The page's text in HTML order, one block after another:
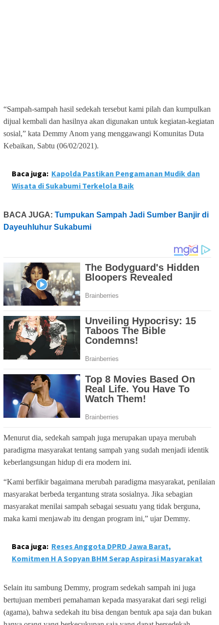
“Sampah-sampah hasil sedekah tersebut kami pilah dan kumpulkan
dijual kembali dan hasilnya akan digunakan untuk kegiatan-kegiatan
sosial,” kata Demmy Anom yang menggawangi Komunitas Duta
Kebaikan, Sabtu (06/02/2021).
Baca juga: Kapolda Pastikan Pengamanan Mudik dan
Wisata di Sukabumi Terkelola Baik
BACA JUGA: Tumpukan Sampah Jadi Sumber Banjir di
Dayeuhluhur Sukabumi
Menurut dia, sedekah sampah juga merupakan upaya merubah
paradigma masyarakat tentang sampah yang sudah menjadi identik
keberlangsungan hidup di era modern ini.
“Kami berfikir bagaimana merubah paradigma masyarakat, penilaian
masyarakat berbeda tergantung strata sosialnya. Jika sebagian
masyarakat menilai sampah sebagai sesuatu yang tidak berguna,
maka kami menjawab itu dengan program ini,” ujar Demmy.
Baca juga: Reses Anggota DPRD Jawa Barat,
Komitmen H A Sopyan BHM Serap Aspirasi Masyarakat
Selain itu sambung Demmy, program sedekah sampah ini juga
bertujuan memberi pemahaman kepada masyarakat dari segi religi
(agama), bahwa sedekah itu bisa dengan bentuk apa saja dan bukan